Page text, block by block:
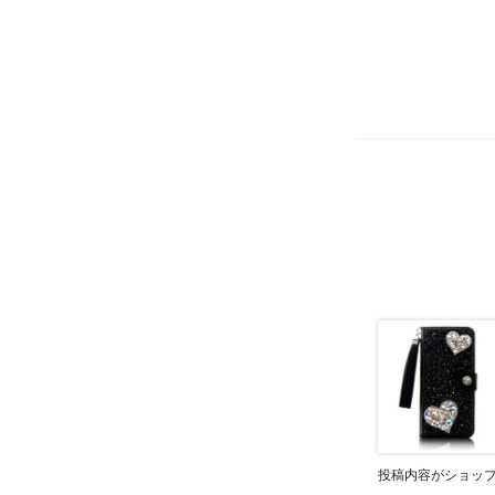
投稿内容がショッ